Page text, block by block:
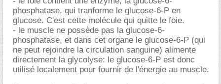
phosphatase, qui tranforme le glucose-6-P en
glucose. C'est cette molécule qui quitte le foie.
- le muscle ne possède pas la glucose-6-
phosphatase, et dans cet organe le glucose-6-P (qui
ne peut rejoindre la circulation sanguine) alimente
directement la glycolyse: le glucose-6-P est donc
utilisé localement pour fournir de l'énergie au muscle.